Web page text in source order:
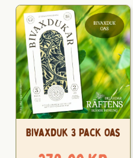
Bivaxduk 3 Pack Oas